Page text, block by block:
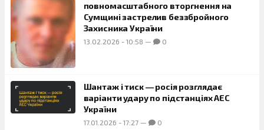
повномасштабного вторгнення на
Сумщині застрелив беззбройного
Захисника України
13.02.2026 - 10:58 — 0
Шантаж і тиск ― росія розглядає
варіанти удару по підстанціях АЕС
України
17.01.2026 - 17:27 — 0